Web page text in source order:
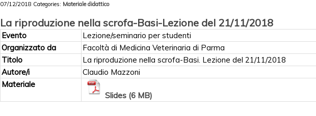
07/12/2018 Categories: Materiale didattico
La riproduzione nella scrofa-Basi-Lezione del 21/11/2018
Evento
Lezione/seminario per studenti
Organizzato da
Facoltà di Medicina Veterinaria di Parma
Titolo
La riproduzione nella scrofa-Basi. Lezione del 21/11/2018
Autore/i
Claudio Mazzoni
Materiale
Slides (6 MB)